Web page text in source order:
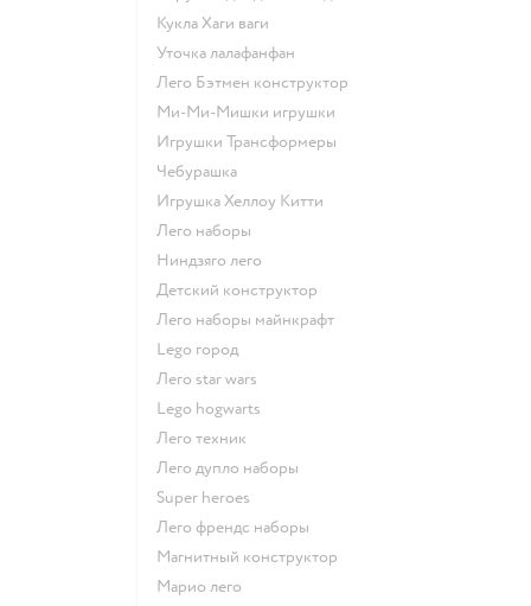
Кукла Хаги ваги
Уточка лалафанфан
Лего Бэтмен конструктор
Ми-Ми-Мишки игрушки
Игрушки Трансформеры
Чебурашка
Игрушка Хеллоу Китти
Лего наборы
Ниндзяго лего
Детский конструктор
Лего наборы майнкрафт
Lego город
Лего star wars
Lego hogwarts
Лего техник
Лего дупло наборы
Super heroes
Лего френдс наборы
Магнитный конструктор
Марио лего